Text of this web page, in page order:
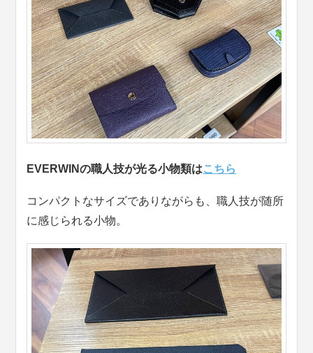
EVERWINの職人技が光る小物類はこちら
コンパクトなサイズでありながらも、職人技が随所
に感じられる小物。